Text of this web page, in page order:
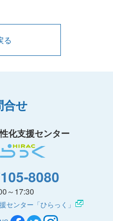
る
合せ
化支援センター
8080
～17:30
センター「ひらっく」